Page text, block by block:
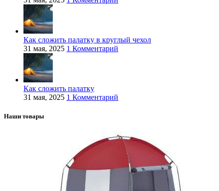
Как сложить палатку в круглый чехол
31 мая, 2025 1 Комментарий
Как сложить палатку
31 мая, 2025 1 Комментарий
Наши товары